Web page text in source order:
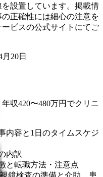
設置しています。掲載情
正確性には細心の注意を
ビスの公式サイトにてご
月20日
収420〜480万円でクリニ
内容と1日のタイムスケジ
内訳
と転職方法・注意点
鏡検査の準備と介助。患